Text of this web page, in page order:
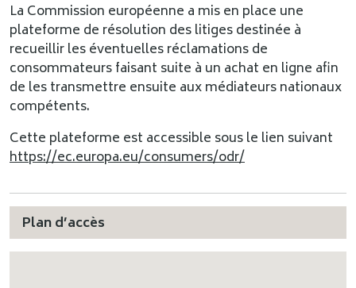
La Commission européenne a mis en place une
plateforme de résolution des litiges destinée à
recueillir les éventuelles réclamations de
consommateurs faisant suite à un achat en ligne afin
de les transmettre ensuite aux médiateurs nationaux
compétents.
Cette plateforme est accessible sous le lien suivant
https://ec.europa.eu/consumers/odr/
Plan d’accès